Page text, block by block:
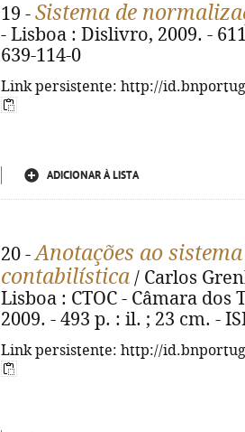
19 - Sistema de
- Lisboa : Dislivro, 2009. -
639-114-0
Link persistente: http://
ADICIONAR À LISTA
20 -Anotações ao
contabilística / Carlos
Lisboa : CTOC - Câmara dos
2009. - 493 p. : il. ; 23 cm. -
Link persistente: http://